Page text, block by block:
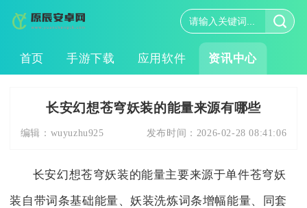
首页 手游下载 应用软件 资讯中心
长安幻想苍穹妖装的能量来源有哪些
编辑： wuyuzhu925 发布时间： 2026-02-28 08:41:06
长安幻想苍穹妖装的能量主要来源于单件苍穹妖
装自带词条基础能量、妖装洗炼词条增幅能量、同套